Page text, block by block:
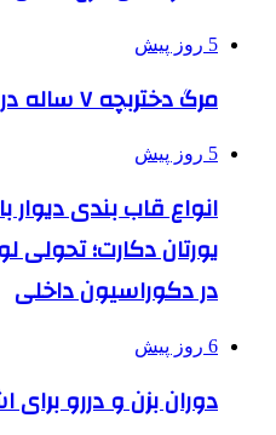
5 روز پیش
مرگ دختربچه ۷ ساله در پارک اسلامشهر
5 روز پیش
انواع قاب بندی
یورتان دکارت؛
در دکوراسیون داخلی
6 روز پیش
دوران بزن و دررو